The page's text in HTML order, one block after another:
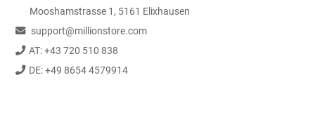
Kerzen / Anzündhilfen
Kochgeschirr
Mooshamstrasse 1, 5161 Elixhausen
support@millionstore.com
AT: +43 720 510 838
DE: +49 8654 4579914